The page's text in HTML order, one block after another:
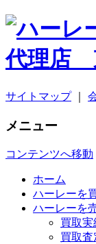
サイトマップ｜
メニュー
コンテンツへ移動
ホーム
ハーレーを
ハーレーを
買取実
買取査